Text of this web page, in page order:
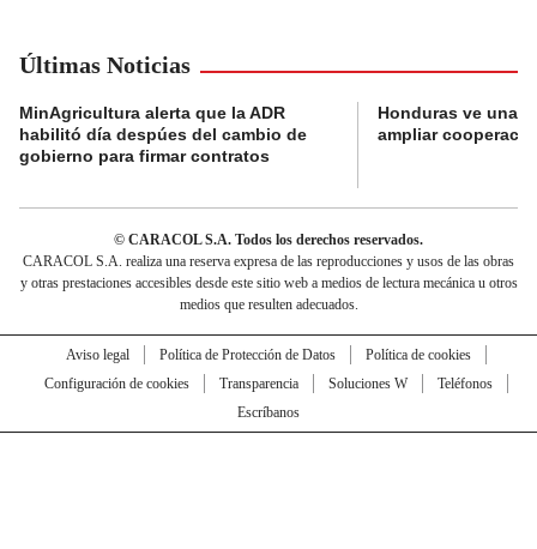
Últimas Noticias
MinAgricultura alerta que la ADR
habilitó día despúes del cambio de
gobierno para firmar contratos
Honduras ve una
ampliar
© CARACOL S.A. Todos los derechos reservados.
CARACOL S.A. realiza una reserva expresa de las reproducciones y usos de las obras
y otras prestaciones accesibles desde este sitio web a medios de lectura mecánica u otros
medios que resulten adecuados.
Aviso legal Política de Protección de Datos
Política de cookies
Configuración de cookies
Transparencia Soluciones W
Teléfonos
Escríbanos